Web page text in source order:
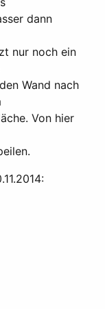
dann
nur noch ein
Wand nach
Von hier